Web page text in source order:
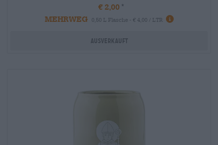
€ 2,00
MEHRWEG
0,50 L Flasche - € 4,00 / LTR info
Ausverkauft